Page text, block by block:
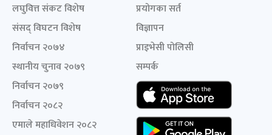
लघुवित्त संकट विशेष
संसद् विघटन विशेष
निर्वाचन २०७४
स्थानीय चुनाव २०७९
निर्वाचन २०७९
निर्वाचन २०८२
एमाले महाधिवेशन २०८२
प्रयोगका सर्त
विज्ञापन
प्राइभेसी पोलिसी
सम्पर्क